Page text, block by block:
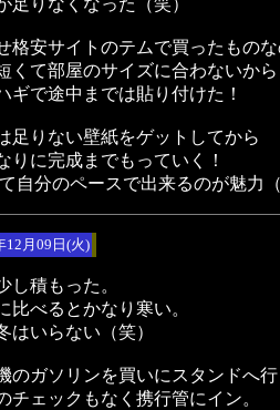
足りなくなった（笑）
格安サイトのテムで買ったもの
くて部屋のサイズに合わないから
ギで途中までは貼り付けた！
足りない壁紙をゲットしてから
りに完成までもっていく！
自分のペースで出来るのが魅力
12月09日(火)
し積もった。
比べるとかなり寒い。
はいらない（笑）
のガソリンを買いにスタンドへ
チェックもなく携行管にイン。